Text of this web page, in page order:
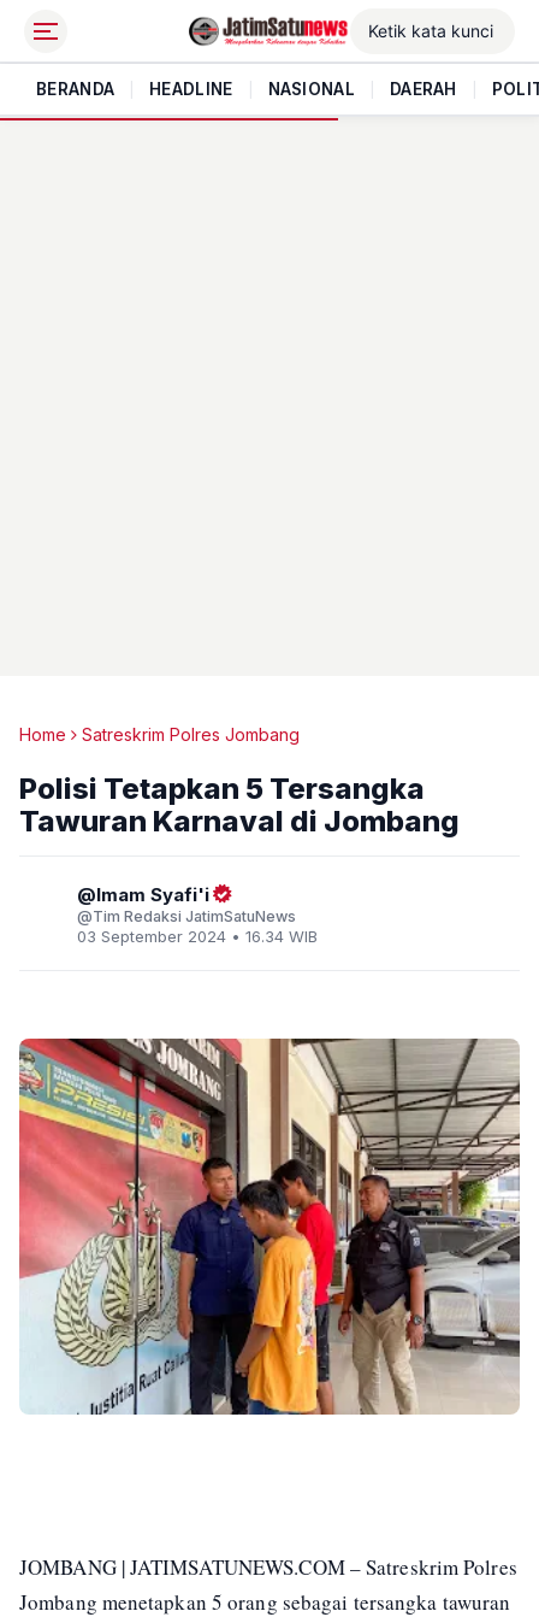
BERANDA HEADLINE NASIONAL DAERAH
Home Satreskrim Polres Jombang
Polisi Tetapkan 5 Tersangka
Tawuran Karnaval di Jombang
Imam Syafi'i
Tim Redaksi JatimSatuNews
03 September 2024 • 16.34 WIB
JOMBANG | JATIMSATUNEWS.COM – Satreskrim Polres
Jombang menetapkan 5 orang sebagai tersangka tawuran